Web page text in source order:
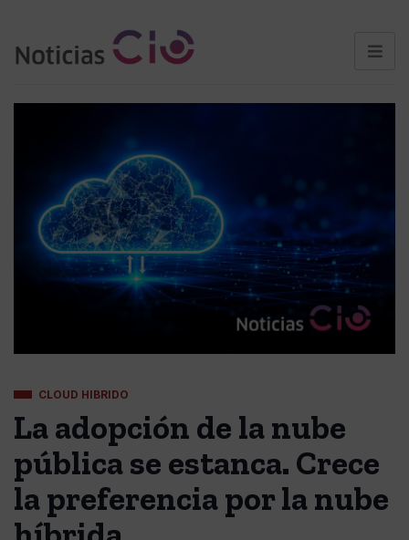
CLOUD HIBRIDO
La adopción de la nube
pública se estanca. Crece
la preferencia por la nube